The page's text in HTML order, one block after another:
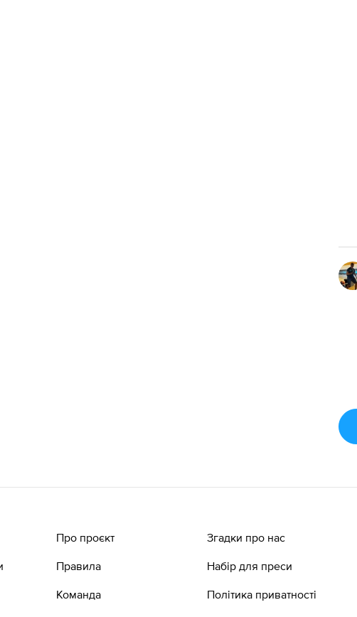
Про проєкт
Правила
Команда
Згадки про нас
Набір для преси
Політика приватності